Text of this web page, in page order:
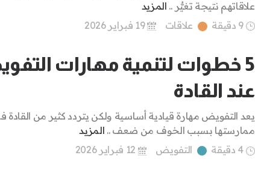
علاقاتهم نتيجة تغيُّر .. المزيد
9 دقيقة
علاقات 19 فبراير 2026
5 خطوات لتنمية مهارات
عند القادة
يعد التفويض مهارة قيادية أساسية ولكن يتردد كثير من القادة
ممارستها بسبب الخوف من ضعف .. المزيد
4 دقيقة
التفويض